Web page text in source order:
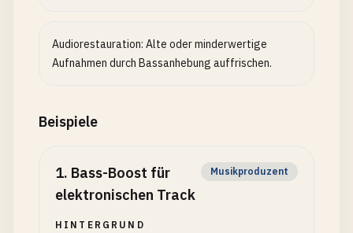
Audiorestauration: Alte oder minderwertige
Aufnahmen durch Bassanhebung auffrischen.
Beispiele
1. Bass-Boost für
elektronischen Track
Musikproduzent
HINTERGRUND